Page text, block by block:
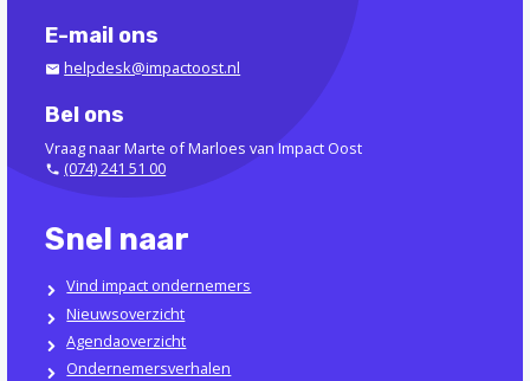
E-mail ons
helpdesk@impactoost.nl
Bel ons
Vraag naar Marte of Marloes van Impact Oost
(074) 241 51 00
Snel naar
Vind impact ondernemers
Nieuwsoverzicht
Agendaoverzicht
Ondernemersverhalen